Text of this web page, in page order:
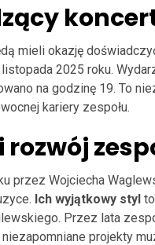
mieli okazję
2025 roku.
na godzinę 19. To
kariery zespołu.
rozwój
przez Wojciecha
Ich wyjątkowy styl
Przez lata
projekty